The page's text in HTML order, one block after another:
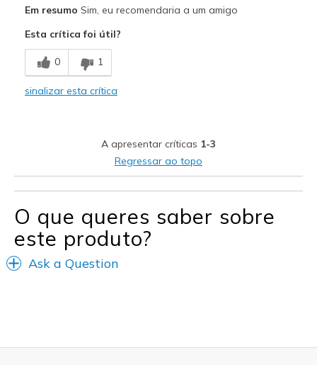
Contras
Cannot think of one
Feels true to width
Sizing
Feels true to size
View On Shoes
I'm Into Shoes
Em resumo Sim, eu recomendaria a um amigo
Esta crítica foi útil?
0 1
sinalizar esta crítica
A apresentar críticas 1-3
Regressar ao topo
O que queres saber sobre
este produto?
Ask a Question